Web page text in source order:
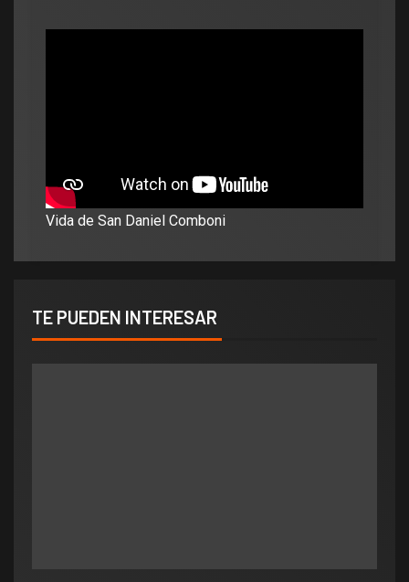
Vida de San Daniel Comboni
TE PUEDEN INTERESAR